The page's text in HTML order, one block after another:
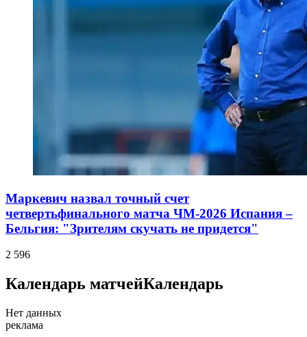
Маркевич назвал точный счет
четвертьфинального матча ЧМ-2026 Испания –
Бельгия: "Зрителям скучать не придется"
2 596
Календарь матчейКалендарь
Нет данных
реклама